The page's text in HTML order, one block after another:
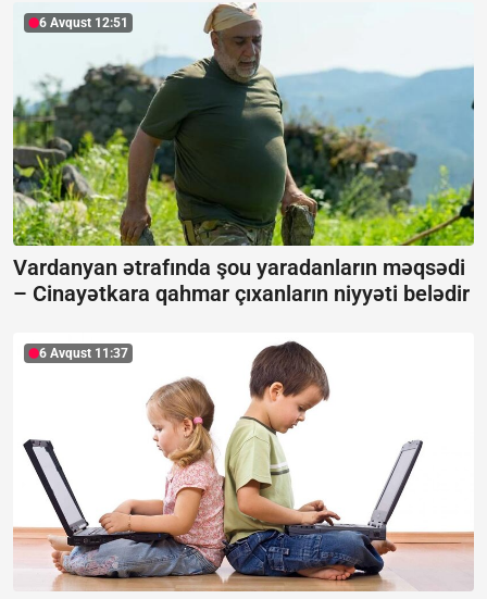
6 Avqust 12:51
Vardanyan ətrafında şou yaradanların məqsədi
– Cinayətkara qahmar çıxanların niyyəti belədir
6 Avqust 11:37